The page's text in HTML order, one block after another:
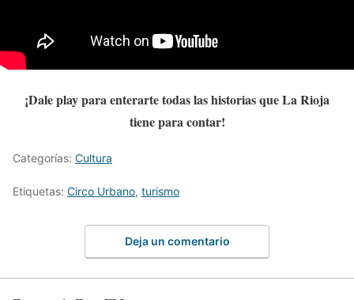
¡Dale play para enterarte todas las historias que La Rioja
tiene para contar!
Categorías: Cultura
Etiquetas: Circo Urbano, turismo
Deja un comentario